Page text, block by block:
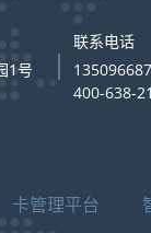
1号
联系电话
400-638-
卡管理平台